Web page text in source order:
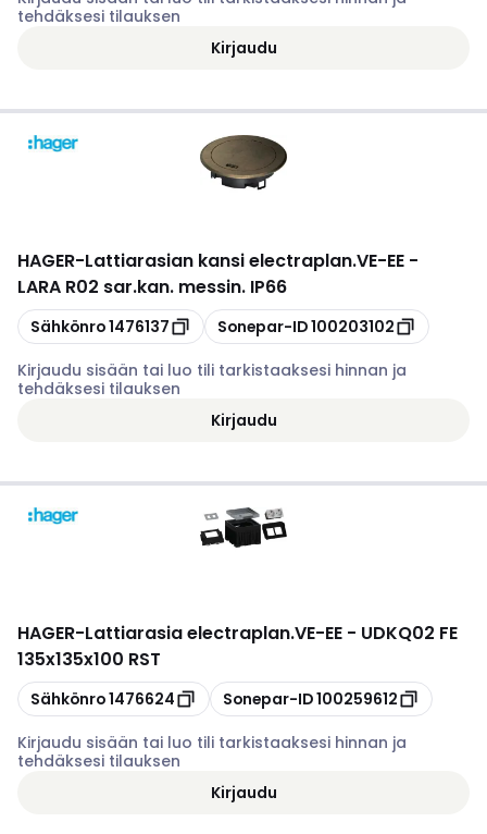
tehdäksesi tilauksen
Kirjaudu
HAGER-Lattiarasian kansi electraplan.VE-EE -
LARA R02 sar.kan. messin. IP66
Kopioi
Sähkönro1476137 Kopioi
Sonepar-ID100203102
Kirjaudu sisään tai luo tili tarkistaaksesi hinnan ja
tehdäksesi tilauksen
Kirjaudu
HAGER-Lattiarasia electraplan.VE-EE - UDKQ02 FE
135x135x100 RST
Kopioi
Sähkönro1476624 Kopioi
Sonepar-ID100259612
Kirjaudu sisään tai luo tili tarkistaaksesi hinnan ja
tehdäksesi tilauksen
Kirjaudu